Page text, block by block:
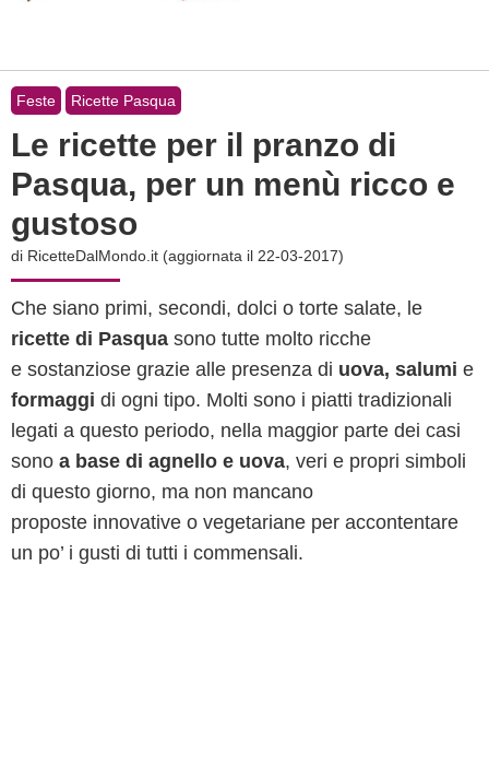
Feste Ricette Pasqua
Le ricette per il pranzo di
Pasqua, per un menù ricco e
gustoso
di RicetteDalMondo.it (aggiornata il 22-03-2017)
Che siano primi, secondi, dolci o torte salate, le
ricette di Pasqua sono tutte molto ricche
e sostanziose grazie alle presenza di uova, salumi e
formaggi di ogni tipo. Molti sono i piatti tradizionali
legati a questo periodo, nella maggior parte dei casi
sono a base di agnello e uova, veri e propri simboli
di questo giorno, ma non mancano
proposte innovative o vegetariane per accontentare
un po’ i gusti di tutti i commensali.